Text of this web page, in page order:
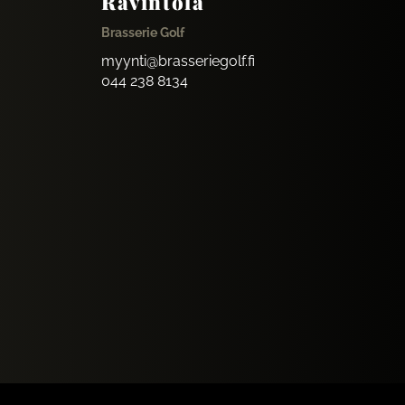
Brasserie Golf
myynti@brasseriegolf.fi
044 238 8134